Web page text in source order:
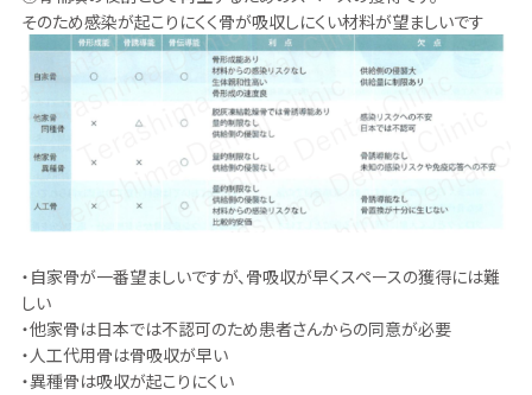
そのため感染が起こりにくく骨が吸収しにくい材料が望ましいです
・自家骨が一番望ましいですが、骨吸収が早くスペースの獲得には難
しい
・他家骨は日本では不認可のため患者さんからの同意が必要
・人工代用骨は骨吸収が早い
・異種骨は吸収が起こりにくい